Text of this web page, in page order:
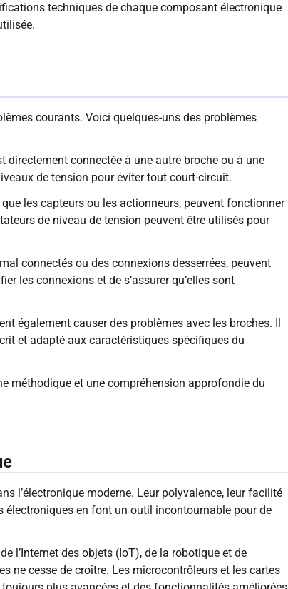
techniques de chaque composant électronique
courants. Voici quelques-uns des problèmes
directement connectée à une autre broche ou à une
de tension pour éviter tout court-circuit.
les capteurs ou les actionneurs, peuvent fonctionner
de niveau de tension peuvent être utilisés pour
connectés ou des connexions desserrées, peuvent
les connexions et de s’assurer qu’elles sont
également causer des problèmes avec les broches. Il
et adapté aux caractéristiques spécifiques du
méthodique et une compréhension approfondie du
l’électronique moderne. Leur polyvalence, leur facilité
électroniques en font un outil incontournable pour de
l’Internet des objets (IoT), de la robotique et de
ne cesse de croître. Les microcontrôleurs et les cartes